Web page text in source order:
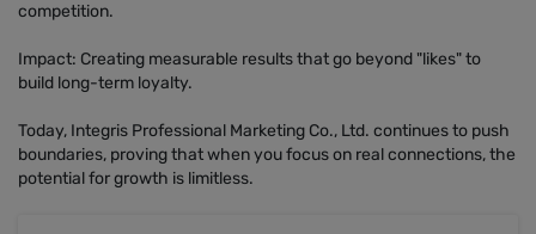
competition.
Impact: Creating measurable results that go beyond "likes" to
build long-term loyalty.
Today, Integris Professional Marketing Co., Ltd. continues to push
boundaries, proving that when you focus on real connections, the
potential for growth is limitless.